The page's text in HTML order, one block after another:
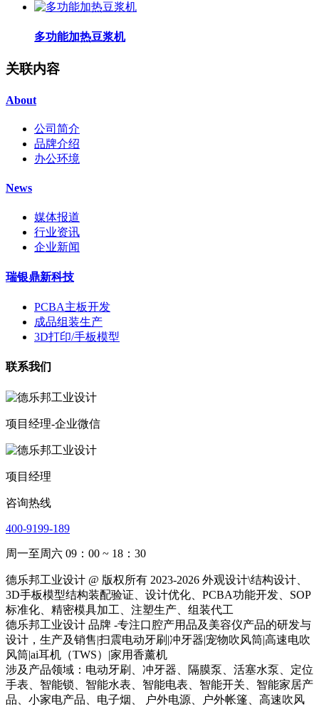
多功能加热豆浆机
关联内容
About
公司简介
品牌介绍
办公环境
News
媒体报道
行业资讯
企业新闻
瑞银鼎新科技
PCBA主板开发
成品组装生产
3D打印/手板模型
联系我们
项目经理-企业微信
项目经理
咨询热线
400-9199-189
周一至周六 09：00 ~ 18：30
德乐邦工业设计 @ 版权所有 2023-2026 外观设计\结构设计、
3D手板模型结构装配验证、设计优化、PCBA功能开发、SOP
标准化、精密模具加工、注塑生产、组装代工
德乐邦工业设计 品牌 -专注口腔产用品及美容仪产品的研发与
设计，生产及销售|扫震电动牙刷|冲牙器|宠物吹风筒|高速电吹
风筒|ai耳机（TWS）|家用香薰机
涉及产品领域：电动牙刷、冲牙器、隔膜泵、活塞水泵、定位
手表、智能锁、智能水表、智能电表、智能开关、智能家居产
品、小家电产品、电子烟、 户外电源、户外帐篷、高速吹风